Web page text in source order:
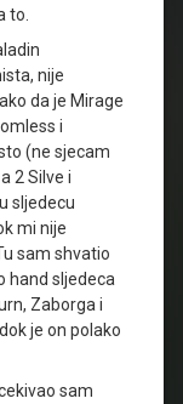
to.
nije
da je Mirage
i
(ne sjecam
2 Silve i
sljedecu
mi nije
sam shvatio
hand sljedeca
Zaborga i
je on polako
sam